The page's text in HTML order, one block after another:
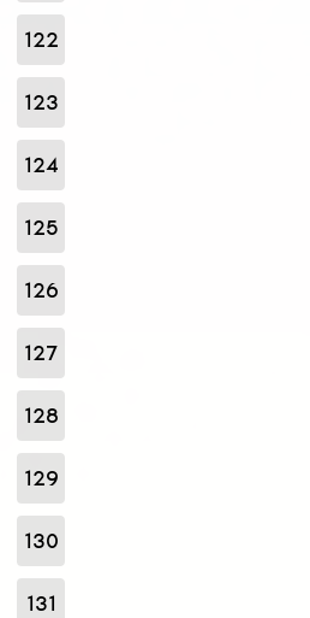
122
123
124
125
126
127
128
129
130
131